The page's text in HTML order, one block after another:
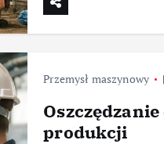
Przemysł maszynowy
produkcji